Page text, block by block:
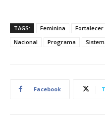
TAGS: Feminina Fortalecer
Nacional
Programa
Facebook